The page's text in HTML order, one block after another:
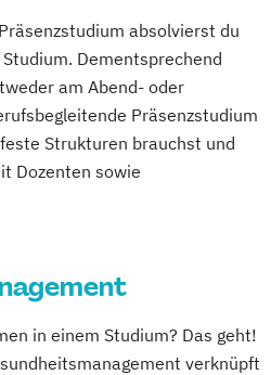
absolvierst du
Dementsprechend
am Abend- oder
Präsenzstudium
Strukturen brauchst und
Dozenten sowie
in einem Studium? Das geht!
verknüpft